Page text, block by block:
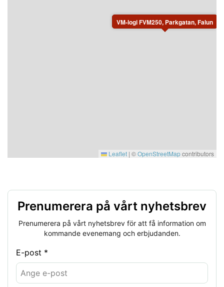
VM-logi FVM250, Parkgatan, Falun
Leaflet | ©OpenStreetMapcontributors
Prenumerera på vårt nyhetsbrev
Prenumerera på vårt nyhetsbrev för att få information om
kommande evenemang och erbjudanden.
E-post *